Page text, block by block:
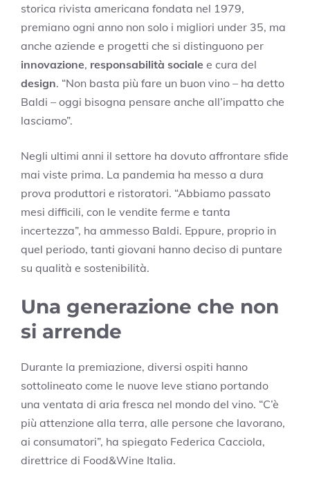
storica rivista americana fondata nel 1979,
premiano ogni anno non solo i migliori under 35, ma
anche aziende e progetti che si distinguono per
innovazione, responsabilità sociale e cura del
design. “Non basta più fare un buon vino – ha detto
Baldi – oggi bisogna pensare anche all’impatto che
lasciamo”.
Negli ultimi anni il settore ha dovuto affrontare sfide
mai viste prima. La pandemia ha messo a dura
prova produttori e ristoratori. “Abbiamo passato
mesi difficili, con le vendite ferme e tanta
incertezza”, ha ammesso Baldi. Eppure, proprio in
quel periodo, tanti giovani hanno deciso di puntare
su qualità e sostenibilità.
Una generazione che non
si arrende
Durante la premiazione, diversi ospiti hanno
sottolineato come le nuove leve stiano portando
una ventata di aria fresca nel mondo del vino. “C’è
più attenzione alla terra, alle persone che lavorano,
ai consumatori”, ha spiegato Federica Cacciola,
direttrice di Food&Wine Italia.